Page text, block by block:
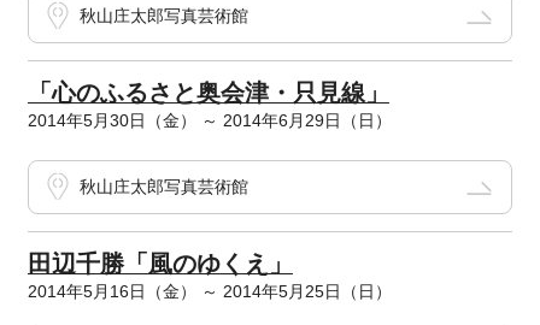
秋山庄太郎写真芸術館
「心のふるさと奥会津・只見線」
2014年5月30日（金） ～ 2014年6月29日（日）
秋山庄太郎写真芸術館
田辺千勝「風のゆくえ」
2014年5月16日（金） ～ 2014年5月25日（日）